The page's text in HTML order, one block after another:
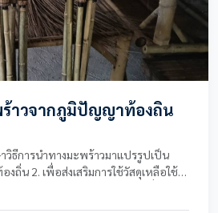
าวจากภูมิปัญญาท้องถิ่น
วิธีการนำทางมะพร้าวมาแปรรูปเป็น
ถิ่น 2. เพื่อส่งเสริมการใช้วัสดุเหลือใช้
ขั้นตอนการทำงานร่วมกันและความรับ